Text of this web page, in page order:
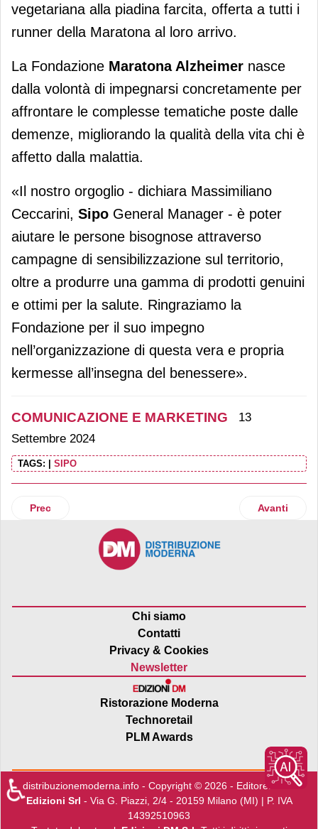
vegetariana alla piadina farcita, offerta a tutti i
runner della Maratona al loro arrivo.
La Fondazione Maratona Alzheimer nasce
dalla volontà di impegnarsi concretamente per
affrontare le complesse tematiche poste dalle
demenze, migliorando la qualità della vita chi è
affetto dalla malattia.
«Il nostro orgoglio - dichiara Massimiliano
Ceccarini, Sipo General Manager - è poter
aiutare le persone bisognose attraverso
campagne di sensibilizzazione sul territorio,
oltre a produrre una gamma di prodotti genuini
e ottimi per la salute. Ringraziamo la
Fondazione per il suo impegno
nell’organizzazione di questa vera e propria
kermesse all’insegna del benessere».
COMUNICAZIONE E MARKETING
13
Settembre 2024
TAGS: | SIPO
Articolo precedente: Pompadour con NamasTe sponsor di
Prec Articolo
Avanti
Chi siamo
Contatti
Privacy & Cookies
Newsletter
Ristorazione Moderna
Technoretail
PLM Awards
distribuzionemoderna.info - Copyright © 2026 - Editore:Edra
Edizioni Srl - Via G. Piazzi, 2/4 - 20159 Milano (MI) | P. IVA
14392510963